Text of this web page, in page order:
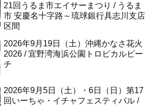
21回うるま市エイサーまつり / うるま
市 安慶名十字路～琉球銀行具志川支店
区間
2026年9月19日（土）沖縄かなさ花火
2026 / 宜野湾海浜公園トロピカルビー
チ
2026年9月5日（土）・6日（日）第17
回いーちゃ・イチャフェスティバル /